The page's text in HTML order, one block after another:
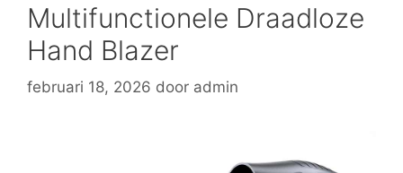
Multifunctionele Draadloze
Hand Blazer
februari 18, 2026 door admin